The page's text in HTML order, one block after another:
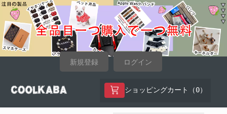
新規登録 ログイン
ショッピングカート（ 0）